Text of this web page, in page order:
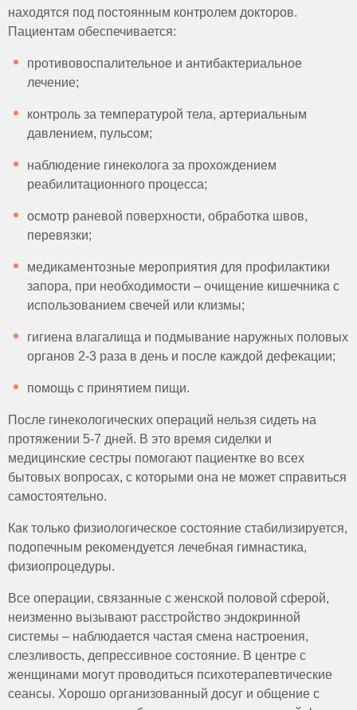
находятся под постоянным контролем докторов.
Пациентам обеспечивается:
противовоспалительное и антибактериальное
лечение;
контроль за температурой тела, артериальным
давлением, пульсом;
наблюдение гинеколога за прохождением
реабилитационного процесса;
осмотр раневой поверхности, обработка швов,
перевязки;
медикаментозные мероприятия для профилактики
запора, при необходимости – очищение кишечника с
использованием свечей или клизмы;
гигиена влагалища и подмывание наружных половых
органов 2-3 раза в день и после каждой дефекации;
помощь с принятием пищи.
После гинекологических операций нельзя сидеть на
протяжении 5-7 дней. В это время сиделки и
медицинские сестры помогают пациентке во всех
бытовых вопросах, с которыми она не может справиться
самостоятельно.
Как только физиологическое состояние стабилизируется,
подопечным рекомендуется лечебная гимнастика,
физиопроцедуры.
Все операции, связанные с женской половой сферой,
неизменно вызывают расстройство эндокринной
системы – наблюдается частая смена настроения,
слезливость, депрессивное состояние. В центре с
женщинами могут проводиться психотерапевтические
сеансы. Хорошо организованный досуг и общение с